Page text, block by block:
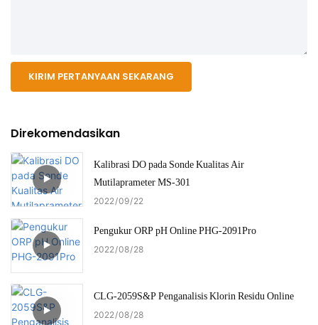
KIRIM PERTANYAAN SEKARANG
Direkomendasikan
Kalibrasi DO pada Sonde Kualitas Air
Mutilaprameter MS-301
2022 09 22
Pengukur ORP pH Online PHG-2091Pro
2022 08 28
CLG-2059S&P Penganalisis Klorin Residu Online
2022 08 28